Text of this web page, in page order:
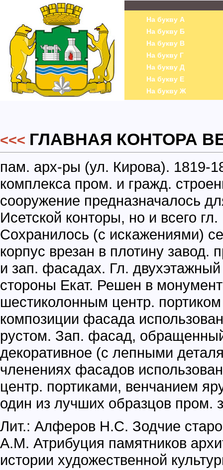
На букву А
На букву Б
На букву В
На букву Г
На букву Д
На букву Е
На букву Ж
<<< ГЛАВНАЯ КОНТОРА
пам. арх-ры (ул. Кирова). 1819-
комплекса пром. и гражд.
сооружение предназначалось
Исетской конторы, но и всего
Сохранилось (с искажениями)
корпус врезан в плотину завод.
и зап. фасадах. Гл.
стороны Екат. Решен в
шестиколонным центр.
композиции фасада
рустом. Зап. фасад,
декоративное (с лепными
членениях фасадов
центр. портиками, венчанием
один из лучших образцов пром.
Лит.: Алферов Н.С. Зодчие
А.М. Атрибуция памятников
истории художественной